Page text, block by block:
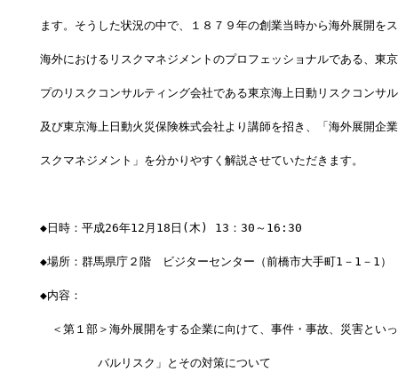
ます。そうした状況の中で、１８７９年の創業当時から海外展開を
海外におけるリスクマネジメントのプロフェッショナルである、東
プのリスクコンサルティング会社である東京海上日動リスクコンサ
及び東京海上日動火災保険株式会社より講師を招き、「海外展開企
スクマネジメント」を分かりやすく解説させていただきます。
◆日時：平成26年12月18日(木) 13：30～16:30
◆場所：群馬県庁２階　ビジターセンター（前橋市大手町1－1－1）
◆内容：
＜第１部＞海外展開をする企業に向けて、事件・事故、災害とい
バルリスク」とその対策について